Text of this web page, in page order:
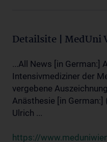
Detailsite | MedUni
...All News [in German:]
Intensivmediziner der
vergebene
Anästhesie [in
Ulrich ...
https://